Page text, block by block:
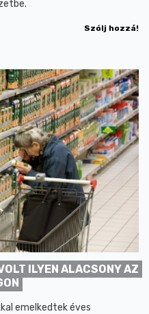
Szólj hozzá!
ILYEN ALACSONY AZ
emelkedtek éves